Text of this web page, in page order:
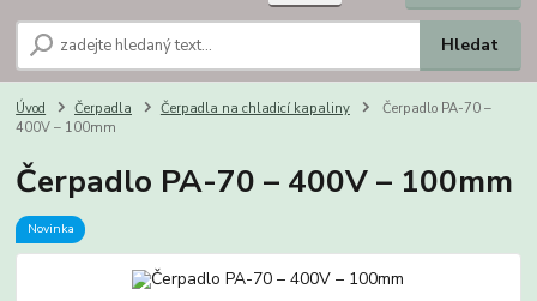
Hledat
Úvod Čerpadla Čerpadla na chladicí kapaliny
Čerpadlo PA-70 –
400V – 100mm
Čerpadlo PA-70 – 400V – 100mm
Novinka